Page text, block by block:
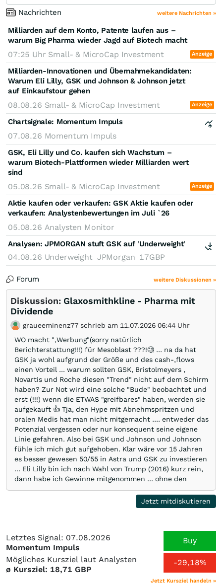
Nachrichten weitere Nachrichten »
Milliarden auf dem Konto, Patente laufen aus –
warum Big Pharma wieder Jagd auf Biotech macht
07:25 Uhr Small- & MicroCap Investment Anzeige
Milliarden-Innovationen und Übernahmekandidaten:
Warum Eli Lilly, GSK und Johnson & Johnson jetzt
auf Einkaufstour gehen
08.08.26 Small- & MicroCap Investment Anzeige
Chartsignale: Momentum Impuls
07.08.26 Momentum Impuls
GSK, Eli Lilly und Co. kaufen sich Wachstum –
warum Biotech-Plattformen wieder Milliarden wert
sind
05.08.26 Small- & MicroCap Investment Anzeige
Aktie kaufen oder verkaufen: GSK Aktie kaufen oder
verkaufen: Analystenbewertungen im Juli `26
05.08.26 Analysten Monitor
Analysen: JPMORGAN stuft GSK auf 'Underweight'
04.08.26 Underweight JPMorgan 17GBP
Forum weitere Diskussionen »
Diskussion: Glaxosmithkline - Pharma mit
Dividende
graueeminenz77 schrieb am 11.07.2026 06:44 Uhr
WO macht ",Werbung"(sorry natürlich
Berichterstattung!!!) für Mesoblast ???!🧐 ... na da hat
GSK ja wohl aufgrund der Größe und des cash-,flows
einen Vorteil ... warum sollten GSK, Bristolmeyers ,
Novartis und Roche diesen "Trend" nicht auf dem Schirm
haben? Zur Not wird eine solche "Bude" beobachtet und
erst (!!!) wenn die ETWAS "greifbares" haben, werden sie
aufgekauft 👍 Tja, den Hype mit Abnehmspritzen und
oralen Medis hat man nicht mitgemacht .... entweder das
Potenzial vergessen oder nur konsequent seine eigene
Linie gefahren. Also bei GSK und Johnson und Johnson
fühle ich mich gut aufgehoben. Klar wäre vor 15 Jahren
es besser gewesen 50/55 in Astra und GSK zu investieren
... Eli Lilly bin ich nach Wahl von Trump (2016) kurz rein,
dann habe ich Gewinne mitgenommen ... ohne den
Abnehmhype mitzumachen 🙈. Egal, GSK bleibt Basis 🤫👍
Jetzt mitdiskutieren
Letztes Signal: 07.08.2026
Momentum Impuls
Buy
Mögliches Kursziel laut Analysten
ø Kursziel: 18,71 GBP
-29,18%
Jetzt Kursziel handeln »